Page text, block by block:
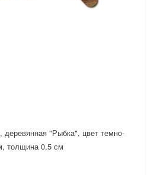
деревянная "Рыбка", цвет темно-
толщина 0,5 см